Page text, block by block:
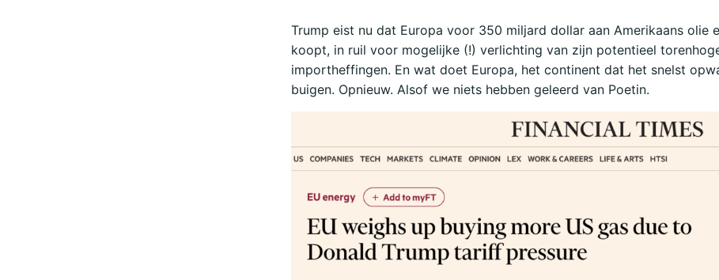
Trump eist nu dat Europa voor 350 miljard dollar aan Amerikaans olie
koopt, in ruil voor mogelijke (!) verlichting van zijn potentieel
importheffingen. En wat doet Europa, het continent dat het snelst
buigen. Opnieuw. Alsof we niets hebben geleerd van Poetin.